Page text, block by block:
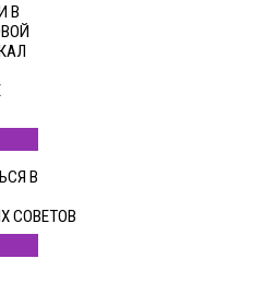
В
В
СОВЕТОВ